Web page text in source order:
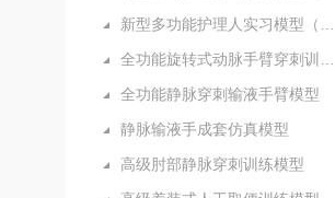
全功能静脉穿刺输液手臂模型
静脉输液手成套仿真模型
高级肘部静脉穿刺训练模型